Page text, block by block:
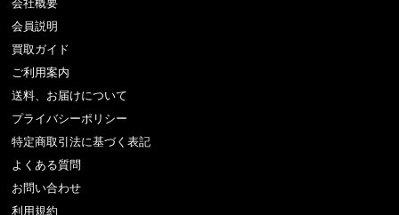
会社概要
会員説明
買取ガイド
ご利用案内
送料、お届けについて
プライバシーポリシー
特定商取引法に基づく表記
よくある質問
お問い合わせ
利用規約